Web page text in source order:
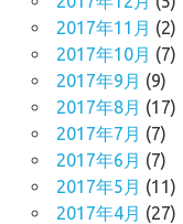
2017年11月 (2)
2017年10月 (7)
2017年9月 (9)
2017年8月 (17)
2017年7月 (7)
2017年6月 (7)
2017年5月 (11)
2017年4月 (27)